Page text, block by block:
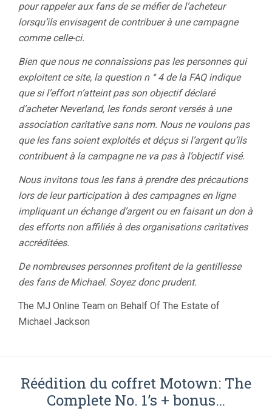
pour rappeler aux fans de se méfier de l’acheteur
lorsqu’ils envisagent de contribuer à une campagne
comme celle-ci.
Bien que nous ne connaissions pas les personnes qui
exploitent ce site, la question n ° 4 de la FAQ indique
que si l’effort n’atteint pas son objectif déclaré
d’acheter Neverland, les fonds seront versés à une
association caritative sans nom. Nous ne voulons pas
que les fans soient exploités et déçus si l’argent qu’ils
contribuent à la campagne ne va pas à l’objectif visé.
Nous invitons tous les fans à prendre des précautions
lors de leur participation à des campagnes en ligne
impliquant un échange d’argent ou en faisant un don à
des efforts non affiliés à des organisations caritatives
accréditées.
De nombreuses personnes profitent de la gentillesse
des fans de Michael. Soyez donc prudent.
The MJ Online Team on Behalf Of The Estate of
Michael Jackson
Réédition du coffret Motown: The
Complete No. 1’s + bonus…